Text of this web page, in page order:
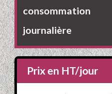
consommation
journalière
Prix en HT/jour